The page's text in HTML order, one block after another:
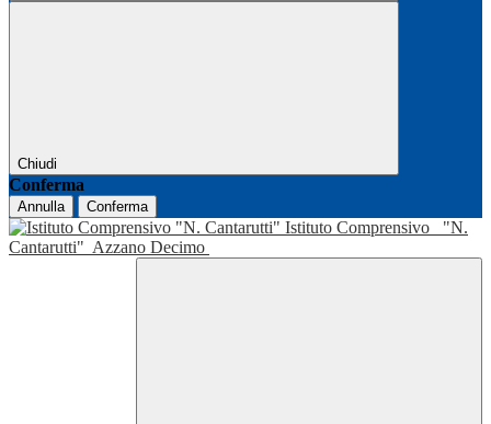
Chiudi
Conferma
Annulla Conferma
Istituto Comprensivo
"N.
Cantarutti" Azzano Decimo